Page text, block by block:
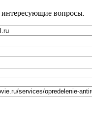
интересующие вопросы.